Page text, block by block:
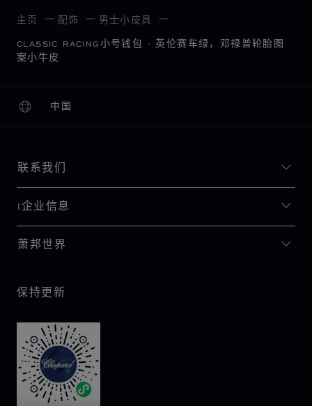
主页 配饰 男士小皮具
CLASSIC RACING小号钱包 - 英伦赛车绿，邓禄普轮胎图
案小牛皮
中国
本地化（更改国家/地区）
更改国家/地区
联系我们
I企业信息
萧邦世界
保持更新